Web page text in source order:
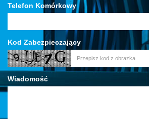
Telefon Komórkowy
Kod Zabezpieczający
Wiadomość